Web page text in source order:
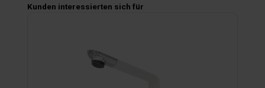
Produktgalerie überspringen
Kunden interessierten sich für